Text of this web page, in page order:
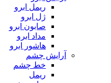
ریمل ابرو
ژل ابرو
صابون ابرو
مداد ابرو
هاشور ابرو
آرایش چشم
خط چشم
ریمل